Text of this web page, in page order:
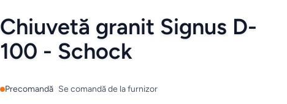
Wishlist Wishlist nou
Chiuvetă granit Signus D-
100 - Schock
Precomandă Se comandă de la furnizor